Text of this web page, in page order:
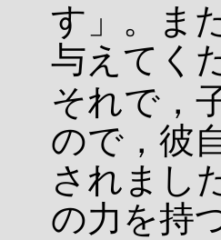
す」。ま
与えてく
それで，
ので，彼
されまし
の力を持